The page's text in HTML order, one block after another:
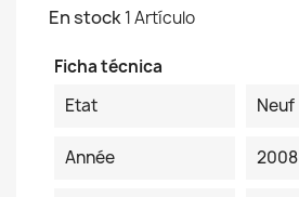
En stock1 Artículo
Ficha técnica
Etat
Neuf
Année 2008